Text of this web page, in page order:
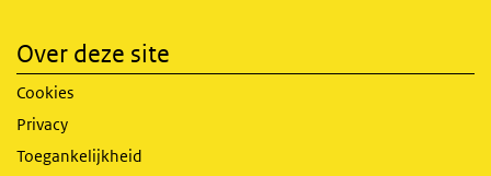
Over deze site
Cookies
Privacy
Toegankelijkheid